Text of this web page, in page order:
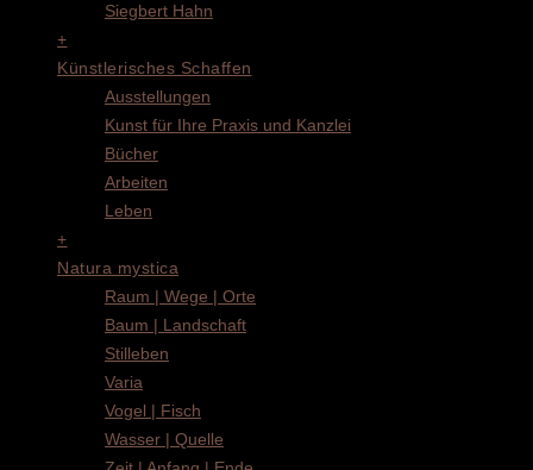
Siegbert Hahn
+
Künstlerisches Schaffen
Ausstellungen
Kunst für Ihre Praxis und Kanzlei
Bücher
Arbeiten
Leben
+
Natura mystica
Raum | Wege | Orte
Baum | Landschaft
Stilleben
Varia
Vogel | Fisch
Wasser | Quelle